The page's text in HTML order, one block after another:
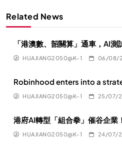
Related News
「港澳數、韶關算」通車，AI
HUAJIANG2050@K-1 06/08/
Robinhood enters into a
HUAJIANG2050@K-1 25/07/
港府AI轉型「組合拳」催谷企
HUAJIANG2050@K-1 24/07/